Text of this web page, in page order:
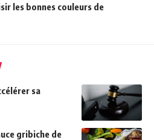
les bonnes couleurs de
sa
gribiche de